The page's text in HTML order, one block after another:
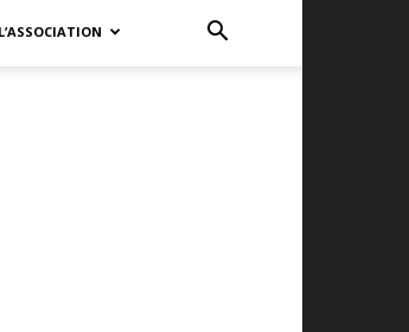
L’ASSOCIATION